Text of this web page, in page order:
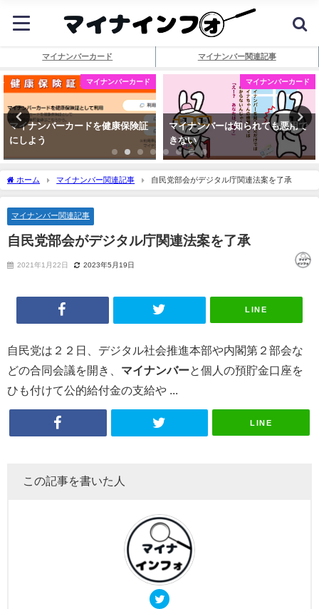
マイナンバーカード マイナンバー関連記事
マイナンバーカード
マイナンバーカードを健康保険証
にしよう
マイナンバーカード
マイナンバーは知られても悪用で
きない
ホーム マイナンバー関連記事 自民党部会がデジタル庁関連法案を了承
マイナンバー関連記事
自民党部会がデジタル庁関連法案を了承
2021年1月22日 2023年5月19日
LINE
自民党は２２日、デジタル社会推進本部や内閣第２部会な
どの合同会議を開き、 マイナンバーと個人の預貯金口座を
ひも付けて公的給付金の支給や ...
LINE
この記事を書いた人